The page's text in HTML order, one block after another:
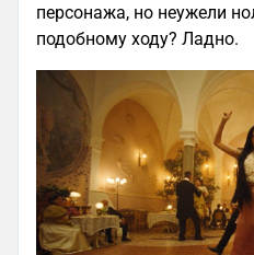
персонажа, но неужели
подобному ходу? Ладно.